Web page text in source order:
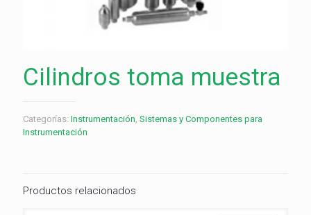
Cilindros toma muestra
Categorías: Instrumentación, Sistemas y Componentes para
Instrumentación
Productos relacionados